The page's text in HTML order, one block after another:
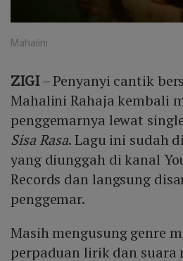
Mahalini
ZIGI– Penyanyi cantik
Mahalini Rahaja kembali
penggemarnya lewat
Sisa Rasa. Lagu ini sudah
yang diunggah di kanal
Records dan langsung
penggemar.
Masih mengusung genre
perpaduan lirik dan suara